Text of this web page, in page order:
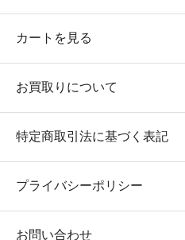
カートを見る
お買取りについて
特定商取引法に基づく表記
プライバシーポリシー
お問い合わせ